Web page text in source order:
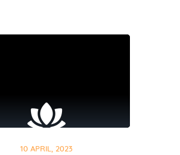
10 APRIL, 2023